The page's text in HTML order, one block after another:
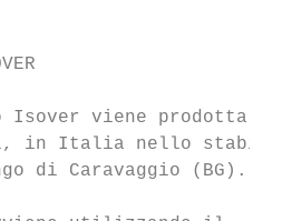
viene prodotta,
in Italia nello stabili-
di Caravaggio (BG).